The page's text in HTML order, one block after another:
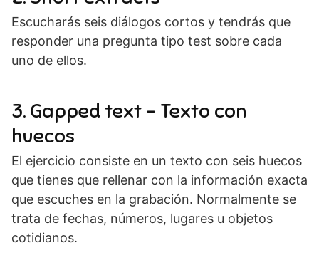
Escucharás seis diálogos cortos y tendrás que
responder una pregunta tipo test sobre cada
uno de ellos.
3. Gapped text – Texto con
huecos
El ejercicio consiste en un texto con seis huecos
que tienes que rellenar con la información exacta
que escuches en la grabación. Normalmente se
trata de fechas, números, lugares u objetos
cotidianos.